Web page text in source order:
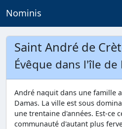
Nominis
Saint André de
Évêque dans l'île de
André naquit dans une famille
Damas. La ville est sous
une trentaine d'années. Est-ce
communauté d'autant plus